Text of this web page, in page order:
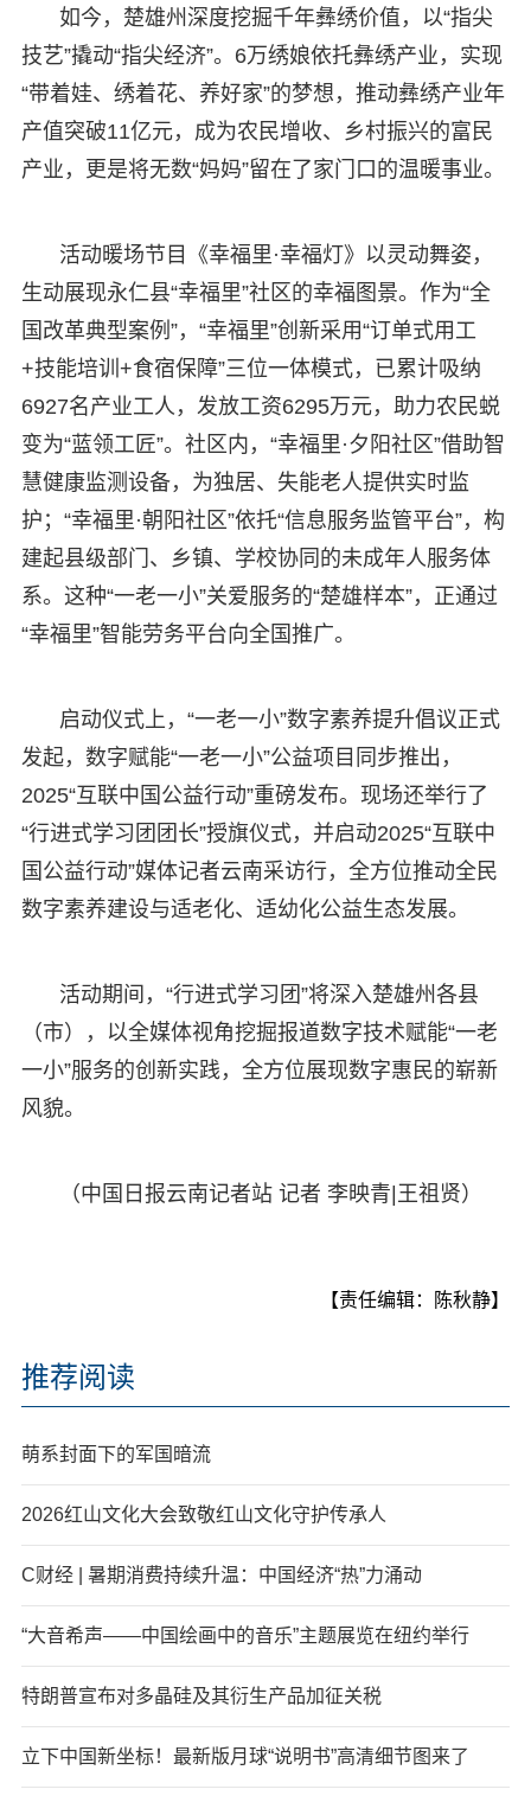
如今，楚雄州深度挖掘千年彝绣价值，以“指尖
技艺”撬动“指尖经济”。6万绣娘依托彝绣产业，实现
“带着娃、绣着花、养好家”的梦想，推动彝绣产业年
产值突破11亿元，成为农民增收、乡村振兴的富民
产业，更是将无数“妈妈”留在了家门口的温暖事业。
活动暖场节目《幸福里·幸福灯》以灵动舞姿，
生动展现永仁县“幸福里”社区的幸福图景。作为“全
国改革典型案例”，“幸福里”创新采用“订单式用工
+技能培训+食宿保障”三位一体模式，已累计吸纳
6927名产业工人，发放工资6295万元，助力农民蜕
变为“蓝领工匠”。社区内，“幸福里·夕阳社区”借助智
慧健康监测设备，为独居、失能老人提供实时监
护；“幸福里·朝阳社区”依托“信息服务监管平台”，构
建起县级部门、乡镇、学校协同的未成年人服务体
系。这种“一老一小”关爱服务的“楚雄样本”，正通过
“幸福里”智能劳务平台向全国推广。
启动仪式上，“一老一小”数字素养提升倡议正式
发起，数字赋能“一老一小”公益项目同步推出，
2025“互联中国公益行动”重磅发布。现场还举行了
“行进式学习团团长”授旗仪式，并启动2025“互联中
国公益行动”媒体记者云南采访行，全方位推动全民
数字素养建设与适老化、适幼化公益生态发展。
活动期间，“行进式学习团”将深入楚雄州各县
（市），以全媒体视角挖掘报道数字技术赋能“一老
一小”服务的创新实践，全方位展现数字惠民的崭新
风貌。
（中国日报云南记者站 记者 李映青|王祖贤）
【责任编辑：陈秋静】
推荐阅读
萌系封面下的军国暗流
2026红山文化大会致敬红山文化守护传承人
C财经 | 暑期消费持续升温：中国经济“热”力涌动
“大音希声——中国绘画中的音乐”主题展览在纽约举行
特朗普宣布对多晶硅及其衍生产品加征关税
立下中国新坐标！最新版月球“说明书”高清细节图来了